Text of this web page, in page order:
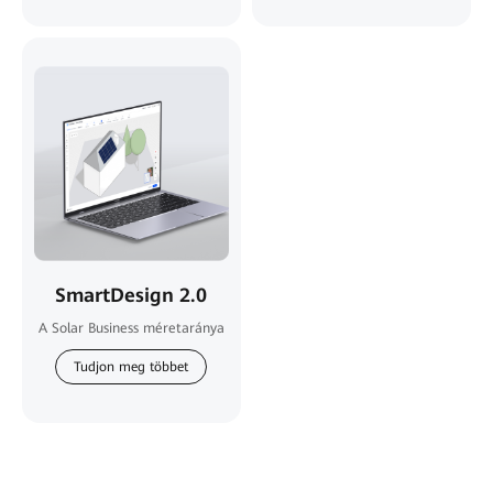
SmartDesign 2.0
A Solar Business méretaránya
Tudjon meg többet